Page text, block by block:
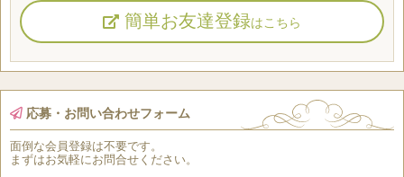
簡単お友達登録はこちら
応募・お問い合わせフォーム
面倒な会員登録は不要です。
まずはお気軽にお問合せください。